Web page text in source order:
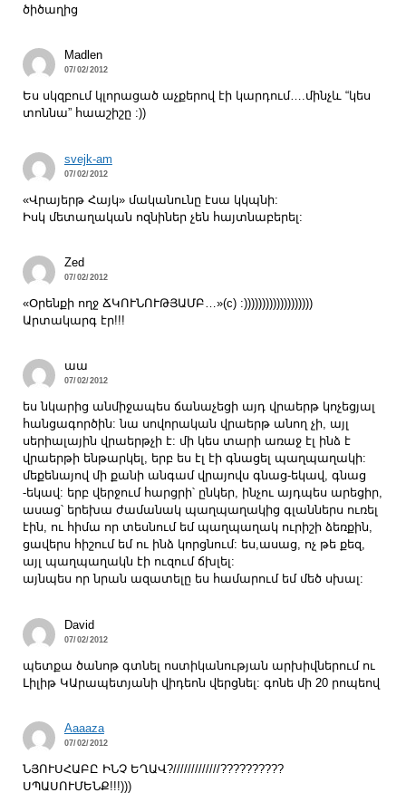
ծիծաղից
Madlen
07/02/2012
Ես սկզբում կլորացած աչքերով էի կարդում….մինչև “կես
տոննա” հաաշիշը :))
svejk-am
07/02/2012
«Վրայերթ Հայկ» մականունը էսա կկպնի:
Իսկ մետաղական ոզնիներ չեն հայտնաբերել:
Zed
07/02/2012
«Օրենքի ողջ ՃԿՈՒՆՈՒԹՅԱՄԲ…»(c) :)))))))))))))))))))
Արտակարգ էր!!!
աա
07/02/2012
ես նկարից անմիջապես ճանաչեցի այդ վրաերթ կոչեցյալ
հանցագործին: նա սովորական վրաերթ անող չի, այլ
սերիալային վրաերթչի է: մի կես տարի առաջ էլ ինձ է
վրաերթի ենթարկել, երբ ես էլ էի գնացել պաղպաղակի:
մեքենայով մի քանի անգամ վրայովս գնաց-եկավ, գնաց
-եկավ: երբ վերջում հարցրի՝ ընկեր, ինչու այդպես արեցիր,
ասաց՝ երեխա ժամանակ պաղպաղակից գլաններս ուռել
էին, ու հիմա որ տեսնում եմ պաղպաղակ ուրիշի ձեռքին,
ցավերս հիշում եմ ու ինձ կորցնում: ես,ասաց, ոչ թե քեզ,
այլ պաղպաղակն էի ուզում ճխլել:
այնպես որ նրան ազատելը ես համարում եմ մեծ սխալ:
David
07/02/2012
պետքա ծանոթ գտնել ոստիկանության արխիվներում ու
Լիլիթ ԿԱրապետյանի վիդեոն վերցնել: գոնե մի 20 րոպեով
Aaaaza
07/02/2012
ՆՅՈՒՍՀԱԲԸ ԻՆՉ ԵՂԱՎ?/////////////??????????
ՍՊԱՍՈՒՄԵՆՔ!!!)))